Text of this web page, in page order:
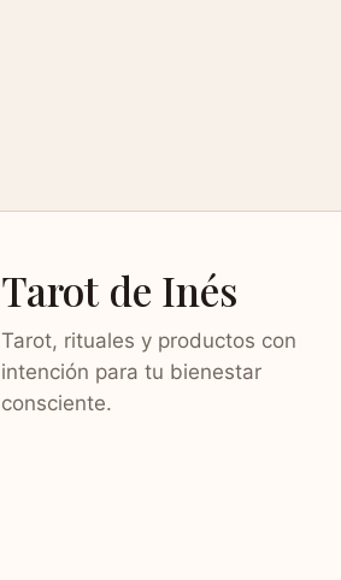
Tarot de Inés
Tarot, rituales y productos con
intención para tu bienestar
consciente.